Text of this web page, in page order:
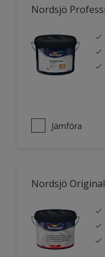
Nordsjö
Jämföra
Nordsjö